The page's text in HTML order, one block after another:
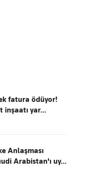
fatura ödüyor!
inşaatı yar...
Anlaşması
Arabistan'ı uy...